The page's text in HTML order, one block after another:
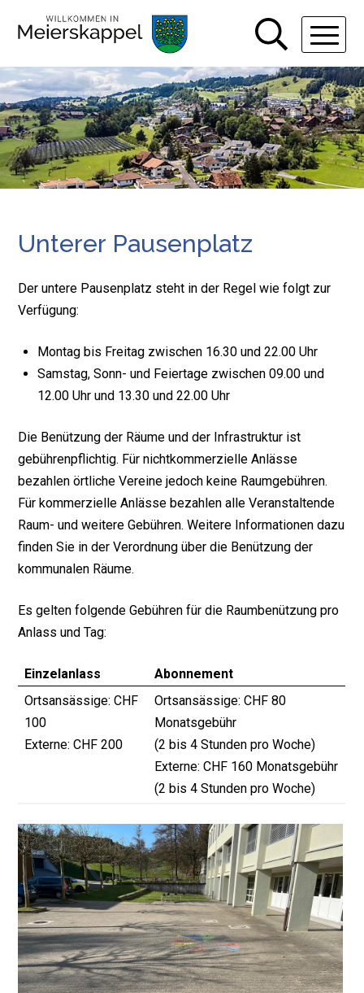
Navigieren in Gemeinde
Schnellnavigation
Unterer Pausenplatz
Der untere Pausenplatz steht in der Regel wie folgt zur
Verfügung:
Montag bis Freitag zwischen 16.30 und 22.00 Uhr
Samstag, Sonn- und Feiertage zwischen 09.00 und
12.00 Uhr und 13.30 und 22.00 Uhr
Die Benützung der Räume und der Infrastruktur ist
gebührenpflichtig. Für nichtkommerzielle Anlässe
bezahlen örtliche Vereine jedoch keine Raumgebühren.
Für kommerzielle Anlässe bezahlen alle Veranstaltende
Raum- und weitere Gebühren. Weitere Informationen dazu
finden Sie in der Verordnung über die Benützung der
kommunalen Räume.
Es gelten folgende Gebühren für die Raumbenützung pro
Anlass und Tag:
Einzelanlass
Abonnement
Ortsansässige: CHF
100
Externe: CHF 200
Ortsansässige: CHF 80
Monatsgebühr
(2 bis 4 Stunden pro Woche)
Externe: CHF 160 Monatsgebühr
(2 bis 4 Stunden pro Woche)